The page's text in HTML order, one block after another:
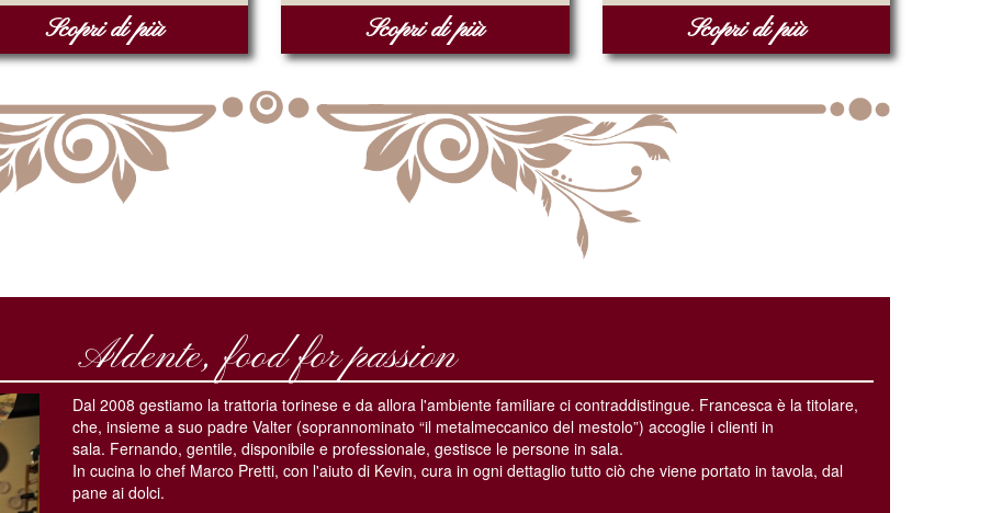
Scopri di più Scopri di più Scopri di più
Aldente, food for passion
Dal 2008 gestiamo la trattoria torinese e da allora l'ambiente familiare ci contraddistingue. Francesca è la titolare,
che, insieme a suo padre Valter (soprannominato “il metalmeccanico del mestolo”) accoglie i clienti in
sala. Fernando, gentile, disponibile e professionale, gestisce le persone in sala.
In cucina lo chef Marco Pretti, con l'aiuto di Kevin, cura in ogni dettaglio tutto ciò che viene portato in tavola, dal
pane ai dolci.